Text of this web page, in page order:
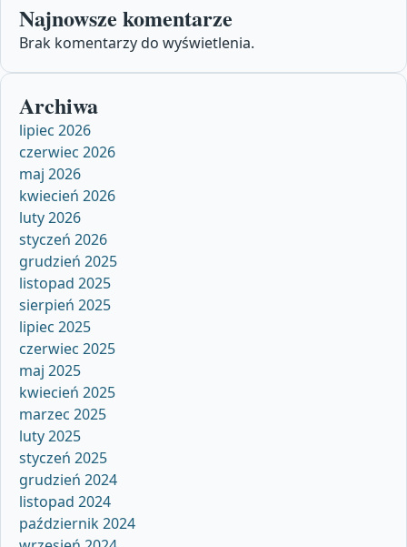
Najnowsze komentarze
Brak komentarzy do wyświetlenia.
Archiwa
lipiec 2026
czerwiec 2026
maj 2026
kwiecień 2026
luty 2026
styczeń 2026
grudzień 2025
listopad 2025
sierpień 2025
lipiec 2025
czerwiec 2025
maj 2025
kwiecień 2025
marzec 2025
luty 2025
styczeń 2025
grudzień 2024
listopad 2024
październik 2024